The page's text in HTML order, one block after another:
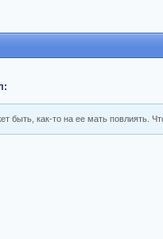
быть, как-то на ее мать повлиять.